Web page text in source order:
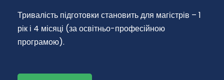
Тривалість підготовки становить для магістрів – 1
рік і 4 місяці (за освітньо-професійною
програмою).